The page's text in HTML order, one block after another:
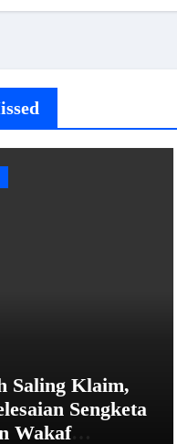
Saling Klaim,
Sengketa
Wakaf